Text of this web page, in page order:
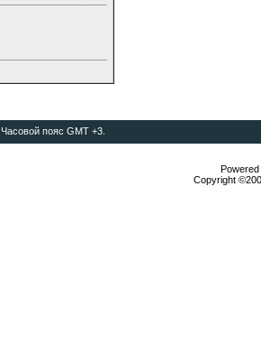
. Часовой пояс GMT +3.
Copyright